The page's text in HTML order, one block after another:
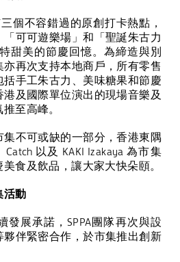
三個不容錯過的原創打卡熱點，
可可遊樂場」和「聖誕朱古力
甜美的節慶回憶。為締造與別
再次支持本地商戶，所有零售
手工朱古力、美味糖果和節慶
及國際單位演出的現場音樂及
至高峰。
不可或缺的一部分，香港東隅
Catch 以及 KAKI Izakaya為市集
食及飲品，讓大家大快朵頤。
活動
發展承諾，SPPA團隊再次與設
伴緊密合作，於市集推出創新